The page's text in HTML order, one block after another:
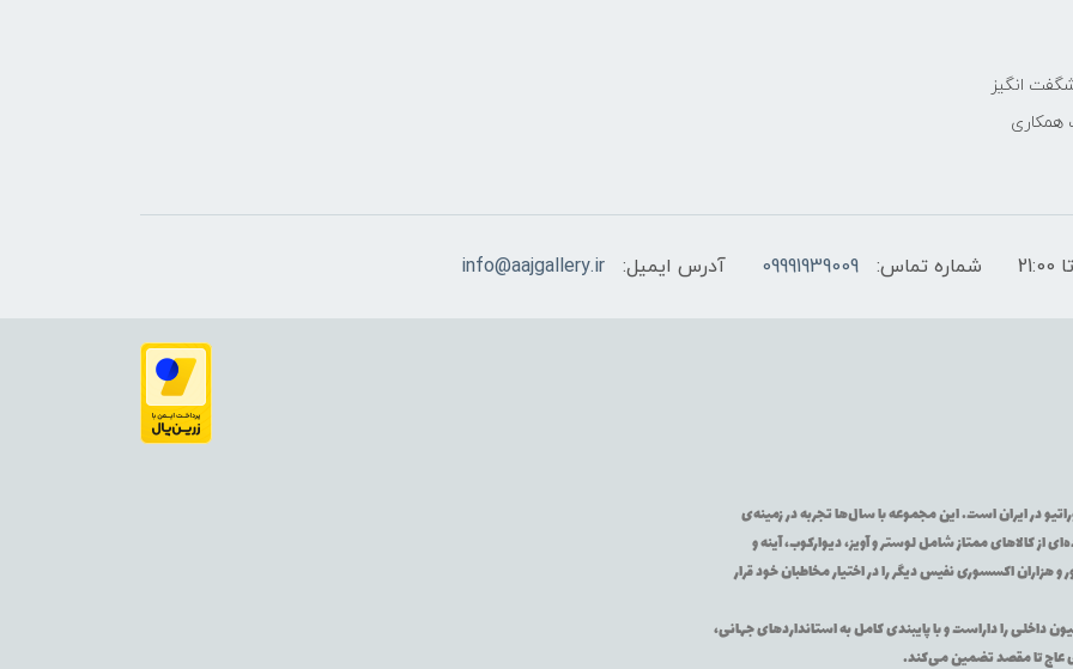
انگیز
همکاری
شماره تماس: 09991939009 آدرس ایمیل: info@aajgallery.ir
در ایران است. این مجموعه با سال‌ها تجربه در زمینه‌ی
کالاهای ممتاز شامل لوستر و آویز، دیوارکوب، آینه و
هزاران اکسسوری نفیس دیگر را در اختیار مخاطبان خود قرار
داخلی را داراست و با پایبندی کامل به استانداردهای جهانی،
عاج تا مقصد تضمین می‌کند.